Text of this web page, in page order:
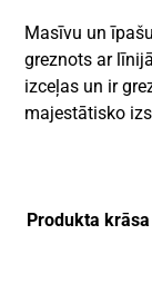
Masīvu un
greznots ar
izceļas un ir
majestātisko
Produkta krāsa